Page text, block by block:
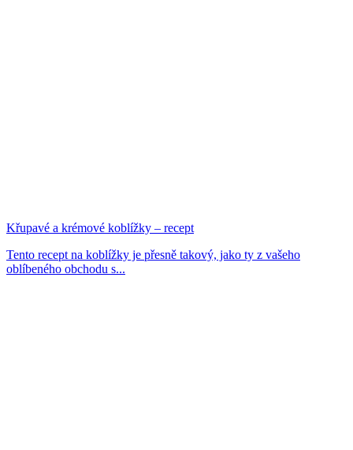
Křupavé a krémové koblížky – recept
Tento recept na koblížky je přesně takový, jako ty z vašeho
oblíbeného obchodu s...